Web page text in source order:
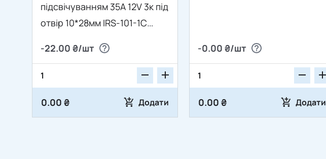
підсвічуванням 35A 12V 3к під
отвір 10*28мм IRS-101-1C
-22.00 ₴/шт
0.00 ₴ Додати
-0.00 ₴/шт
0.00 ₴ Додати